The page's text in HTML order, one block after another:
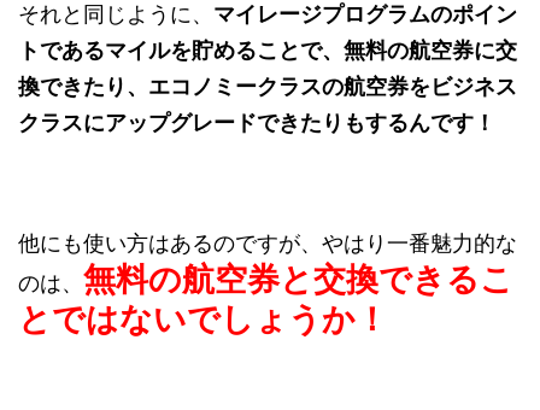
それと同じように、 マイレージプログラムのポイン
トであるマイルを貯めることで、無料の航空券に交
換できたり、エコノミークラスの航空券をビジネス
クラスにアップグレードできたりもするんです！
他にも使い方はあるのですが、やはり一番魅力的な
のは、 無料の航空券と交換できるこ
とではないでしょうか！